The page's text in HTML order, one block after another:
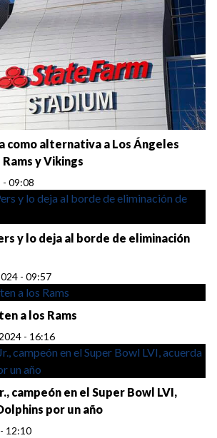
como alternativa a Los Ángeles
y Vikings
- 09:08
y lo deja al borde de eliminación
- 09:57
a los Rams
- 16:16
campeón en el Super Bowl LVI,
por un año
12:10